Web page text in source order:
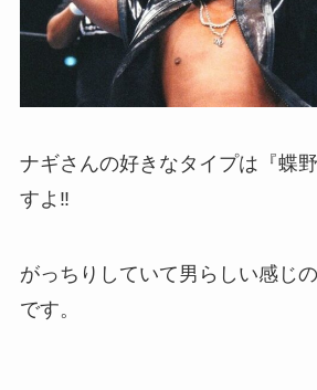
ナギさんの好きなタイプは『蝶
すよ‼
がっちりしていて男らしい感じ
です。